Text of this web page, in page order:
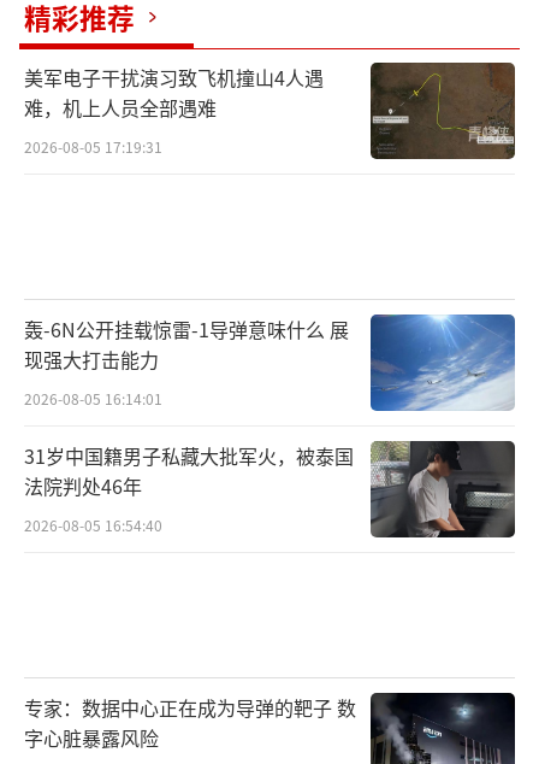
精彩推荐
美军电子干扰演习致飞机撞山4人遇
难，机上人员全部遇难
2026-08-05 17:19:31
轰-6N公开挂载惊雷-1导弹意味什么 展
现强大打击能力
2026-08-05 16:14:01
31岁中国籍男子私藏大批军火，被泰国
法院判处46年
2026-08-05 16:54:40
专家：数据中心正在成为导弹的靶子 数
字心脏暴露风险